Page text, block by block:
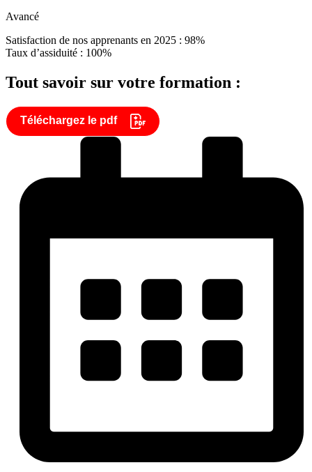
Avancé
Satisfaction de nos apprenants en 2025 : 98%
Taux d’assiduité : 100%
Tout savoir sur votre formation :
Téléchargez le pdf